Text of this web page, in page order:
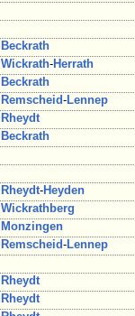
Beckrath
Wickrath-Herrath
Beckrath
Remscheid-Lennep
Rheydt
Beckrath
Rheydt-Heyden
Wickrathberg
Monzingen
Remscheid-Lennep
Rheydt
Rheydt